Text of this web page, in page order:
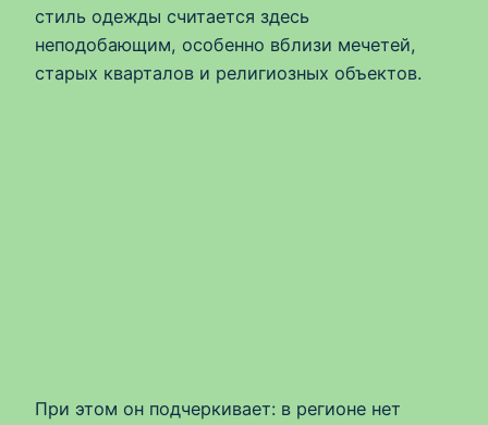
стиль одежды считается здесь
неподобающим, особенно вблизи мечетей,
старых кварталов и религиозных объектов.
При этом он подчеркивает: в регионе нет